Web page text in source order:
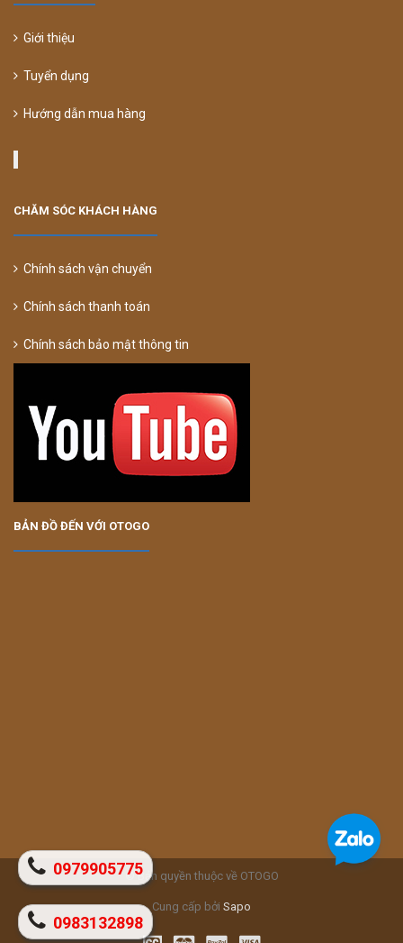
Giới thiệu
Tuyển dụng
Hướng dẫn mua hàng
CHĂM SÓC KHÁCH HÀNG
Chính sách vận chuyển
Chính sách thanh toán
Chính sách bảo mật thông tin
BẢN ĐỒ ĐẾN VỚI OTOGO
© Bản quyền thuộc về OTOGO
Cung cấp bởi Sapo
0979905775
0983132898